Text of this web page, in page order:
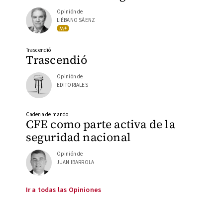
Opinión de
LIÉBANO SÁENZ
Trascendió
Trascendió
Opinión de
EDITORIALES
CFE como parte activa de la
seguridad nacional
Cadena de mando
Opinión de
JUAN IBARROLA
Ir a todas las Opiniones